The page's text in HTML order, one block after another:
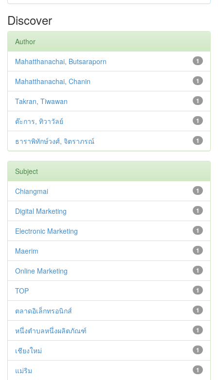
Discover
Author
1
Mahatthanachai, Butsaraporn
1
Mahatthanachai, Chanin
1
Takran, Tiwawan
1
ต๊ะการ, ทิวาวัลย์
1
ธาราพิทักษ์วงศ์, จิตราภรณ์
Subject
1
Chiangmai
1
Digital Marketing
1
Electronic Marketing
1
Maerim
1
Online Marketing
1
TOP
1
ตลาดอิเล็กทรอนิกส์
1
หนึ่งตำบลหนึ่งผลิตภัณฑ์
1
เชียงใหม่
1
แม่ริม